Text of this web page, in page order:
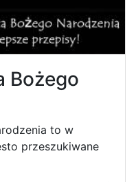
Bożego
to w
przeszukiwane